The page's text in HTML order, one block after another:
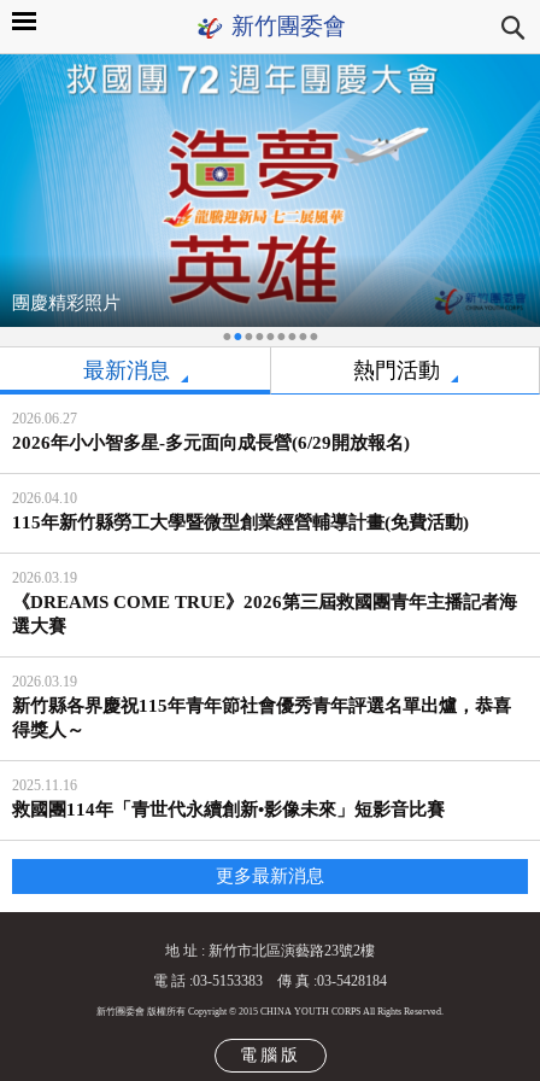
新竹團委會
團慶精彩照片
•••••••••
最新消息 熱門活動
2026.06.27
2026年小小智多星-多元面向成長營(6/29開放報名)
2026.04.10
115年新竹縣勞工大學暨微型創業經營輔導計畫(免費活動)
2026.03.19
《DREAMS COME TRUE》2026第三屆救國團青年主播記者海
選大賽
2026.03.19
新竹縣各界慶祝115年青年節社會優秀青年評選名單出爐，恭喜
得獎人～
2025.11.16
救國團114年「青世代永續創新•影像未來」短影音比賽
更多最新消息
地 址 : 新竹市北區演藝路23號2樓
電 話 :03-5153383 傳 真 :03-5428184
新竹團委會 版權所有 Copyright © 2015 CHINA YOUTH CORPS All Rights Reserved.
電腦版